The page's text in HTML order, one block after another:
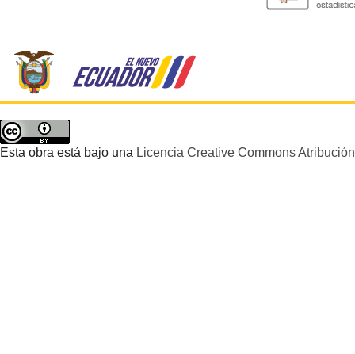
Esta obra está bajo una Licencia Creative Commons